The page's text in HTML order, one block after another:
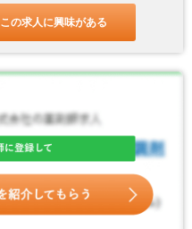
この求人に興味がある